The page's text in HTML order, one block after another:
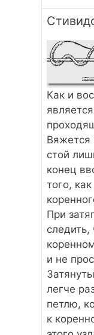
Как и
Вяжется
стой
конец
того,
При
и не
легче
петлю,
к